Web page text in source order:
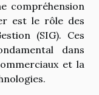
compréhension
est le rôle des
(SIG). Ces
dans
et la